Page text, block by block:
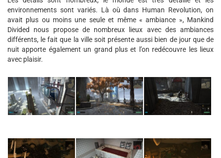
environnements sont variés. Là où dans Human Revolution, on
avait plus ou moins une seule et même « ambiance », Mankind
Divided nous propose de nombreux lieux avec des ambiances
différents, le fait que la ville soit présente aussi bien de jour que de
nuit apporte également un grand plus et l’on redécouvre les lieux
avec plaisir.